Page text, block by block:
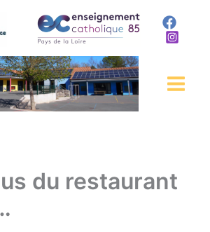
du restaurant